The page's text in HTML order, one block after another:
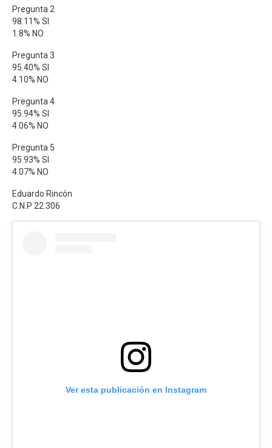
Pregunta 2
98.11% SI
1.8% NO
Pregunta 3
95.40% SI
4.10% NO
Pregunta 4
95.94% SI
4.06% NO
Pregunta 5
95.93% SI
4.07% NO
Eduardo Rincón
C.N.P 22.306
Ver esta publicación en Instagram